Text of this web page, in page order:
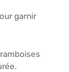
garnir